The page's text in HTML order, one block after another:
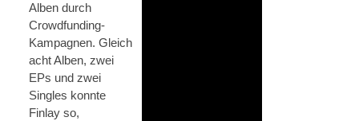
Alben durch
Crowdfunding-
Kampagnen. Gleich
acht Alben, zwei
EPs und zwei
Singles konnte
Finlay so,